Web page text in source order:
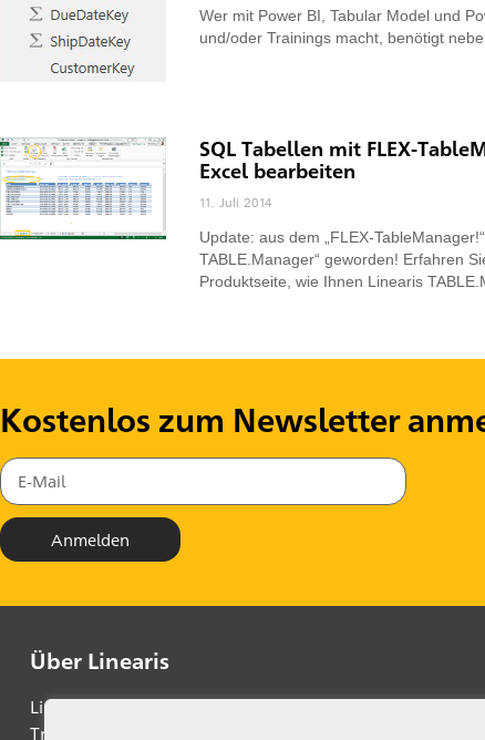
Wer mit Power BI, Tabular Model und
und/oder Trainings macht, benötigt
SQL Tabellen mit FLEX-
Excel bearbeiten
11. Juli 2014
Update: aus dem „FLEX-
TABLE.Manager“ geworden! Erfahren
Produktseite, wie Ihnen Linearis
Kostenlos zum Newsletter
Anmelden
Über Linearis
Linearis unterstützt CFOs und Fachbereichsleiter bei
Transformation ihres Unternehmens, indem Business